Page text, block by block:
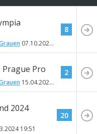
07.10.2024
8
Prague Pro
15.04.2024
2
2024
19:51
20